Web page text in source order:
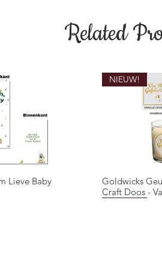
Related
View
Lieve Baby
NIEUW!
Goldwicks
Craft Doos -